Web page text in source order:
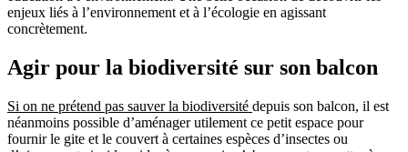
enjeux liés à l’environnement et à l’écologie en agissant
concrètement.
Agir pour la biodiversité sur son balcon
Si on ne prétend pas sauver la biodiversité depuis son balcon, il est
néanmoins possible d’aménager utilement ce petit espace pour
fournir le gite et le couvert à certaines espèces d’insectes ou